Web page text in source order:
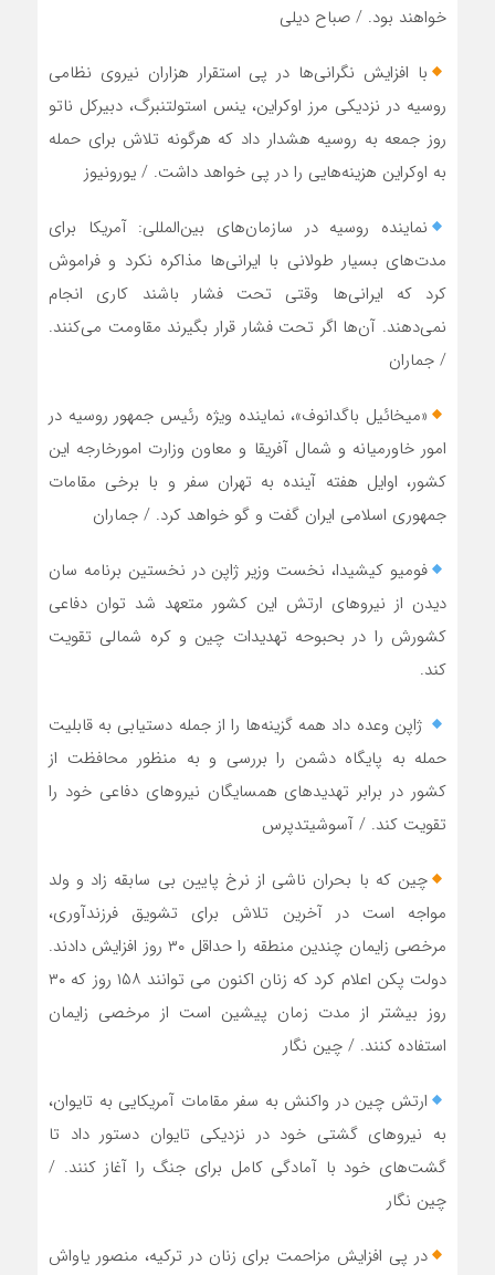
خواهند بود. / صباح دیلی
با افزایش نگرانی‌ها در پی استقرار هزاران نیروی نظامی
روسیه در نزدیکی مرز اوکراین، ینس استولتنبرگ، دبیرکل ناتو
روز جمعه به روسیه هشدار داد که هرگونه تلاش برای حمله
به اوکراین هزینه‌هایی را در پی خواهد داشت. / یورونیوز
نماینده روسیه در سازمان‌های بین‌المللی: آمریکا برای
مدت‌های بسیار طولانی با ایرانی‌ها مذاکره نکرد و فراموش
کرد که ایرانی‌ها وقتی تحت فشار باشند کاری انجام
نمی‌دهند. آن‌ها اگر تحت فشار قرار بگیرند مقاومت می‌کنند.
/ جماران
«میخائیل باگدانوف»، نماینده ویژه رئیس جمهور روسیه در
امور خاورمیانه و شمال آفریقا و معاون وزارت امورخارجه این
کشور، اوایل هفته آینده به تهران سفر و با برخی مقامات
جمهوری اسلامی ایران گفت و گو خواهد کرد. / جماران
فومیو کیشیدا، نخست وزیر ژاپن در نخستین برنامه سان
دیدن از نیروهای ارتش این کشور متعهد شد توان دفاعی
کشورش را در بحبوحه تهدیدات چین و کره شمالی تقویت
کند.
ژاپن وعده داد همه گزینه‌ها را از جمله دستیابی به قابلیت
حمله به پایگاه دشمن را بررسی و به منظور محافظت از
کشور در برابر تهدیدهای همسایگان نیروهای دفاعی خود را
تقویت کند. / آسوشیتدپرس
چین که با بحران ناشی از نرخ پایین بی سابقه زاد و ولد
مواجه است در آخرین تلاش برای تشویق فرزندآوری،
مرخصی زایمان چندین منطقه را حداقل ۳۰ روز افزایش دادند.
دولت پکن اعلام کرد که زنان اکنون می توانند ۱۵۸ روز که ۳۰
روز بیشتر از مدت زمان پیشین است از مرخصی زایمان
استفاده کنند. / چین نگار
ارتش چین در واکنش به سفر مقامات آمریکایی به تایوان،
به نیروهای گشتی خود در نزدیکی تایوان دستور داد تا
گشت‌های خود با آمادگی کامل برای جنگ را آغاز کنند. /
چین نگار
در پی افزایش مزاحمت برای زنان در ترکیه، منصور یاواش